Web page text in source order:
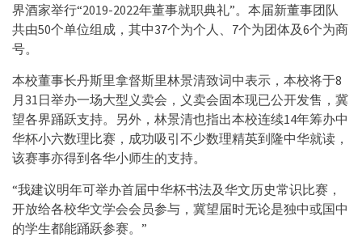
界酒家举行“2019-2022年董事就职典礼”。本届新董事团队
共由50个单位组成，其中37个为个人、7个为团体及6个为商
号。
本校董事长丹斯里拿督斯里林景清致词中表示，本校将于8
月31日举办一场大型义卖会，义卖会固本现已公开发售，冀
望各界踊跃支持。另外，林景清也指出本校连续14年筹办中
华杯小六数理比赛，成功吸引不少数理精英到隆中华就读，
该赛事亦得到各华小师生的支持。
“我建议明年可举办首届中华杯书法及华文历史常识比赛，
开放给各校华文学会会员参与，冀望届时无论是独中或国中
的学生都能踊跃参赛。”